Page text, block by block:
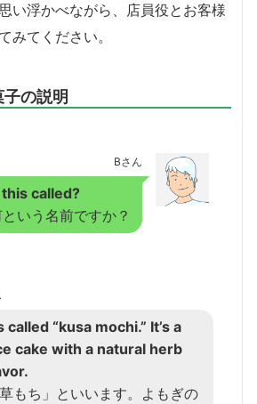
い浮かべながら、店員役とお客様
みてください。
の説明
Bさん
called?
いう名前ですか？
called “kusa mochi.” It’s a
cake with a natural herb
草もち」といいます。よもぎの